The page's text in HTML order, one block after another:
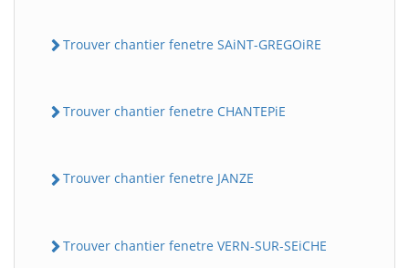
Trouver chantier fenetre SAiNT-GREGOiRE
Trouver chantier fenetre CHANTEPiE
Trouver chantier fenetre JANZE
Trouver chantier fenetre VERN-SUR-SEiCHE